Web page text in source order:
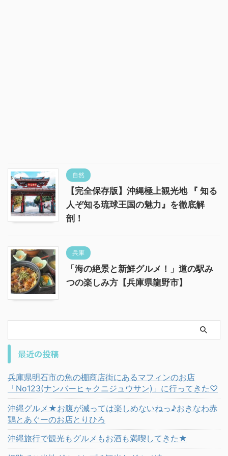
自然
【完全保存版】沖縄極上観光地 『 知る
人ぞ知る琉球王国の魅力』を徹底解
剖！
兵庫
「海の絶景と新鮮グルメ！」道の駅み
つの楽しみ方【兵庫県龍野市】
最近の投稿
兵庫県明石市の魚の棚商店街にあるマフィンのお店
「No123(ナンバーヒャクニジュウサン)」に行ってきた♡
沖縄グルメ★お腹が減っては楽しめないねっ♪おきなわ赤
鶏とあぐーのお店とりひろ
沖縄旅行で観光もグルメもお酒も満喫してきた★